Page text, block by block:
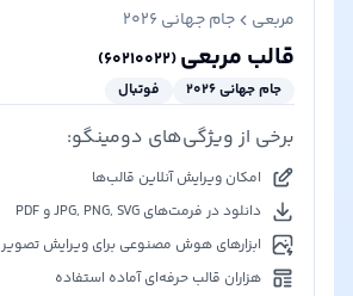
مربعی جام جهانی ۲۰۲۶
قالب مربعی(۶۰۲۱۰۰۲۲)
جام جهانی ۲۰۲۶ فوتبال
برخی از ویژگی‌های دومینگو:
امکان ویرایش آنلاین قالب‌ها
دانلود در فرمت‌های JPG, PNG, SVG و PDF
ابزارهای هوش مصنوعی برای ویرایش تصویر
هزاران قالب حرفه‌ای آماده استفاده